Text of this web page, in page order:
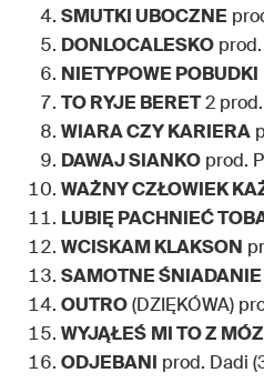
SMUTKI UBOCZNE
DONLOCALESKO
NIETYPOWE POBUDKI
TO RYJE BERET2 prod.
WIARA CZY KARIERA
DAWAJ SIANKO prod.
WAŻNY CZŁOWIEK
LUBIĘ PACHNIEĆ
WCISKAM KLAKSON
SAMOTNE ŚNIADANIE
OUTRO(DZIĘKÓWA)
WYJĄŁEŚ MI TO Z
ODJEBANI prod. Dadi